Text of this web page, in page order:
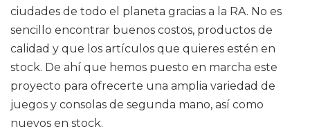
ciudades de todo el planeta gracias a la RA. No es
sencillo encontrar buenos costos, productos de
calidad y que los artículos que quieres estén en
stock. De ahí que hemos puesto en marcha este
proyecto para ofrecerte una amplia variedad de
juegos y consolas de segunda mano, así como
nuevos en stock.